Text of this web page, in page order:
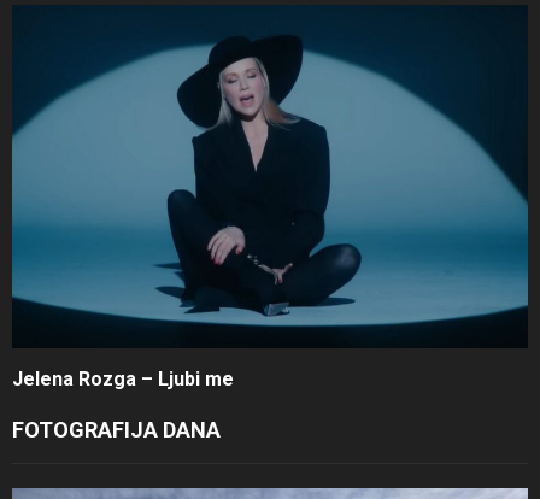
Jelena Rozga – Ljubi me
FOTOGRAFIJA DANA